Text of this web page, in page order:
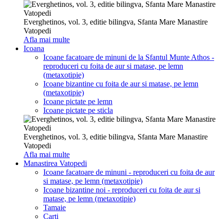
Everghetinos, vol. 3, editie bilingva, Sfanta Mare Manastire
Vatopedi
Afla mai multe
Icoana
Icoane facatoare de minuni de la Sfantul Munte Athos -
reproduceri cu foita de aur si matase, pe lemn
(metaxotipie)
Icoane bizantine cu foita de aur si matase, pe lemn
(metaxotipie)
Icoane pictate pe lemn
Icoane pictate pe sticla
Everghetinos, vol. 3, editie bilingva, Sfanta Mare Manastire
Vatopedi
Afla mai multe
Manastirea Vatopedi
Icoane facatoare de minuni - reproduceri cu foita de aur
si matase, pe lemn (metaxotipie)
Icoane bizantine noi - reproduceri cu foita de aur si
matase, pe lemn (metaxotipie)
Tamaie
Carti